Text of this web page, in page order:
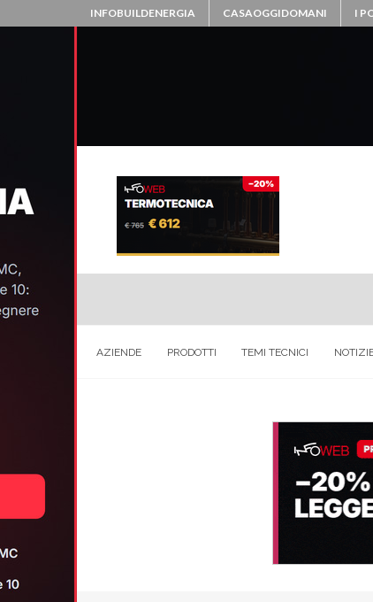
INFOBUILDENERGIA CASAOGGIDOMANI I
AZIENDE PRODOTTI TEMI TECNICI